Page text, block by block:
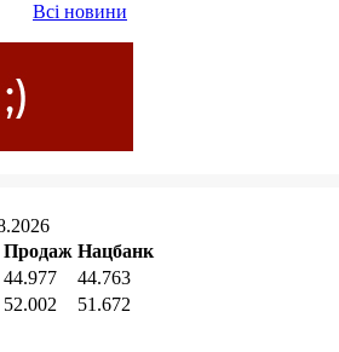
Всі новини